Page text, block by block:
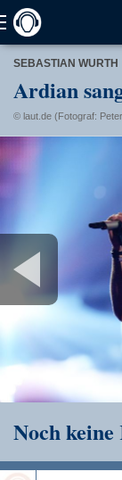
SEBASTIAN WURTH
Ardian
© laut.de (Fotograf:
Noch